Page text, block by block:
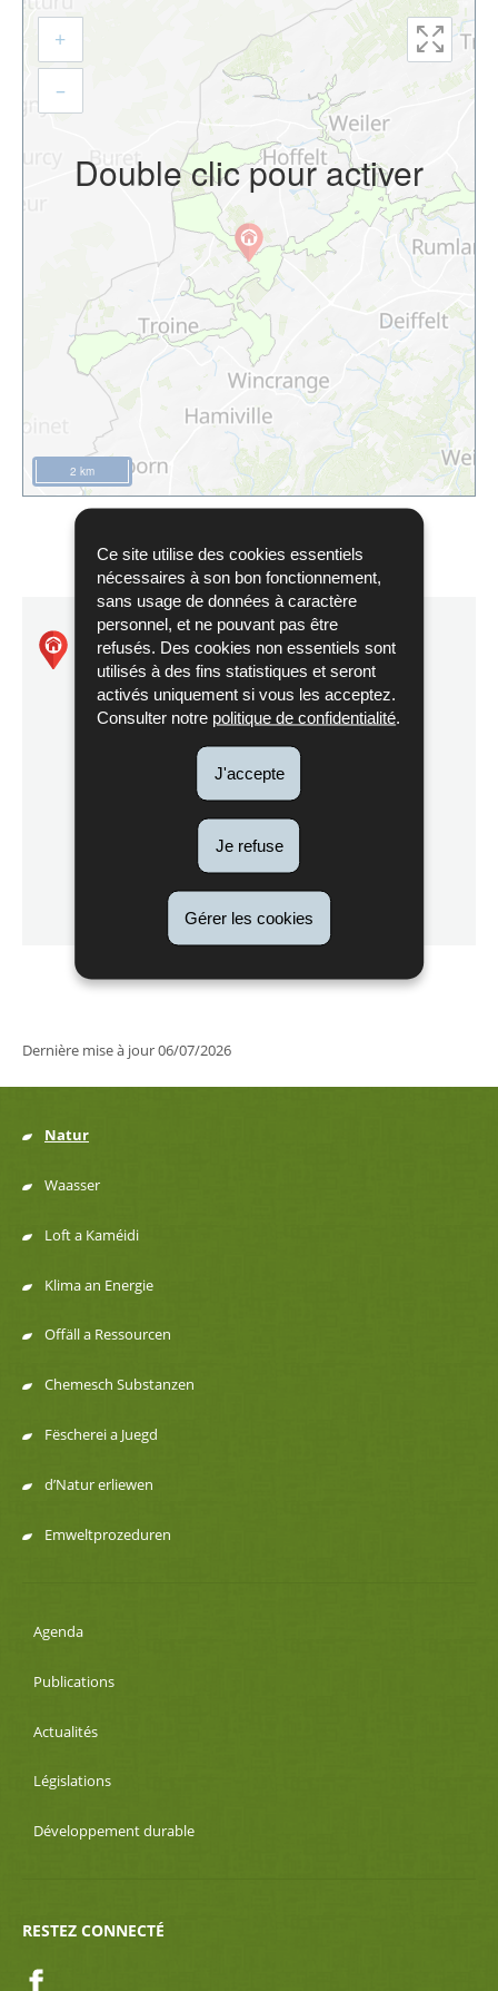
Ce site utilise des cookies essentiels
nécessaires à son bon fonctionnement,
sans usage de données à caractère
personnel, et ne pouvant pas être
refusés. Des cookies non essentiels sont
utilisés à des fins statistiques et seront
activés uniquement si vous les acceptez.
Consulter notre politique de confidentialité
J'accepte
Je refuse
Gérer les cookies
Double clic pour activer
+
–
2 km
Natura2000 - LU0001003
Vallée de la Tretterbaach
de Natura2000
LU0001003
Localisez sur la carte
Dernière mise à jour06/07/2026
Menu
de
navigation
Natur
Waasser
Loft a Kaméidi
Klima an Energie
Offäll a Ressourcen
Chemesch Substanzen
Fëscherei a Juegd
d’Natur erliewen
Emweltprozeduren
Agenda
Publications
Actualités
Législations
Développement durable
RESTEZ CONNECTÉ